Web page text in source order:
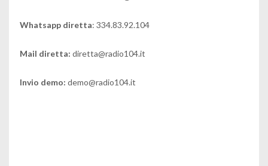
Whatsapp diretta: 334.83.92.104
Mail diretta: diretta@radio104.it
Invio demo: demo@radio104.it